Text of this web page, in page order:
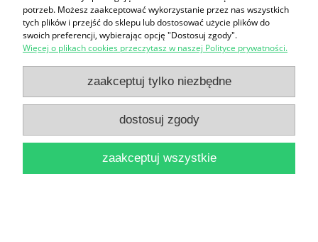
19,90 zł
do koszyka
Ludzie i pejzaże Warszawy / Danuta Szmit-
potrzeb. Możesz zaakceptować wykorzystanie przez nas wszystkich
tych plików i przejść do sklepu lub dostosować użycie plików do
swoich preferencji, wybierając opcję "Dostosuj zgody".
Więcej o plikach cookies przeczytasz w naszej Polityce prywatności.
zaakceptuj tylko niezbędne
dostosuj zgody
zaakceptuj wszystkie